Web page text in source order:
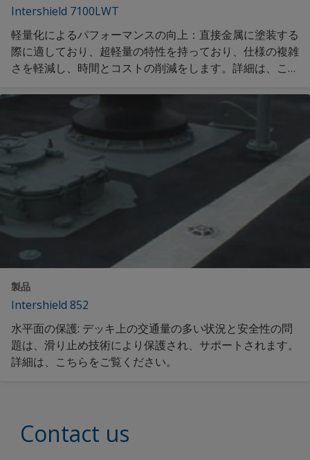
Intershield 7100LWT
軽量化によるパフォーマンスの向上：直接金属に塗装する
際に適しており、超軽量の特性を持っており、仕様の複雑
さを軽減し、時間とコストの削減をします。詳細は、こち
製品
Intershield 852
水平面の保護: デッキ上の交通量の多い状況と安全性の問
題は、滑り止め技術により保護され、サポートされます。
詳細は、こちらをご覧ください。
Contact us